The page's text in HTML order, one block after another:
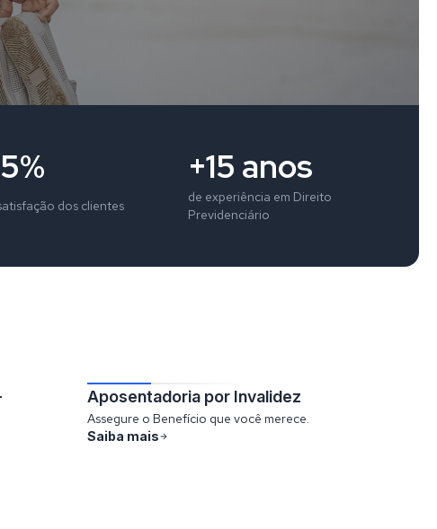
dos clientes
+15 anos
de experiência em Direito
Previdenciário
Aposentadoria por Invalidez
Assegure o Benefício que você merece.
Saiba mais